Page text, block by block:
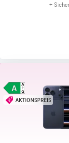
+
AKTIONSPREIS